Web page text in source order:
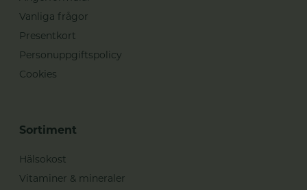
Vanliga frågor
Presentkort
Personuppgiftspolicy
Cookies
Sortiment
Hälsokost
Vitaminer & mineraler